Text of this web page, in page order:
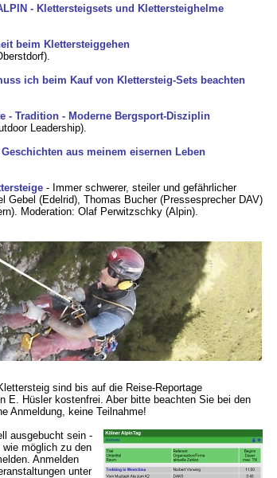
- Klettersteigsets und Klettersteighelme
beim Klettersteiggehen
ich beim Kauf von Klettersteig-Sets beachten
- Tradition - Moderne Bergsport-Disziplin
Leadership).
aus meinem eisernen Leben
- Immer schwerer, steiler und gefährlicher
Gebel (Edelrid), Thomas Bucher (Pressesprecher DAV)
Moderation: Olaf Perwitzschky (Alpin).
sind bis auf die Reise-Reportage
E. Hüsler kostenfrei. Aber bitte beachten Sie bei den
Anmeldung, keine Teilnahme!
ausgebucht sein -
möglich zu den
Anmelden
unter